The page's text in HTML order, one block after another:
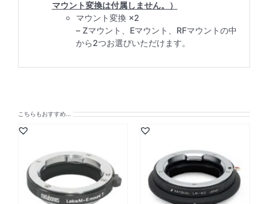
マウント変換は付属しません。）
マウント変換 ×2
– Zマウント、Eマウント、RFマウントの中
から2つお選びいただけます。
こちらもおすすめ…